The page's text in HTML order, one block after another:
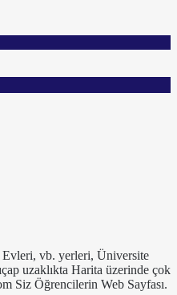
Evleri, vb. yerleri, Üniversite
uzaklıkta Harita üzerinde çok
Siz Öğrencilerin Web Sayfası.